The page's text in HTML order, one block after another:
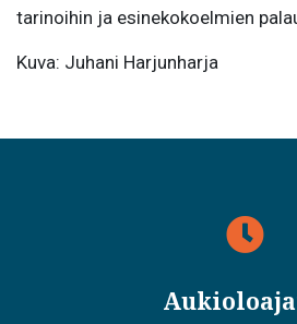
tarinoihin ja esinekokoelmien
Kuva: Juhani Harjunharja